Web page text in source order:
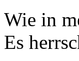
Wie in
Es